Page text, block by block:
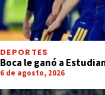
DEPORTES
Boca le ganó a
6 de agosto, 2026